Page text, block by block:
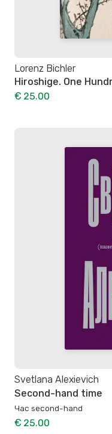
Lorenz Bichler
Hiroshige. One
€ 25.00
Svetlana Alexievich
Second-hand time
Час second-hand
€ 25.00